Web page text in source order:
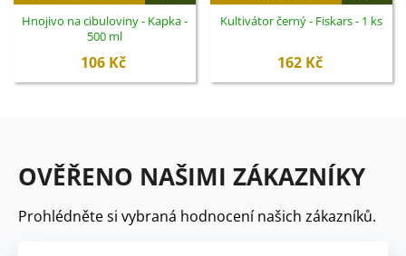
Hnojivo na cibuloviny - Kapka -
500 ml
106 Kč
Kultivátor černý - Fiskars - 1 ks
162 Kč
OVĚŘENO NAŠIMI ZÁKAZNÍKY
Prohlédněte si vybraná hodnocení našich zákazníků.